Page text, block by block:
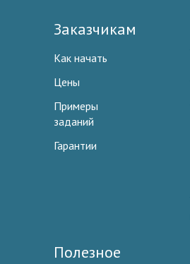
Заказчикам
Как начать
Цены
Примеры
заданий
Гарантии
Полезное